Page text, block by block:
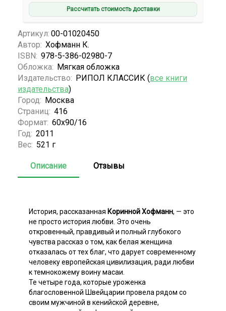
Рассчитать стоимость доставки
Артикул: 00-01020450
Автор: Хофманн К.
ISBN: 978-5-386-02980-7
Обложка: Мягкая обложка
Издательство: РИПОЛ КЛАССИК (все книги
издательства)
Город: Москва
Страниц: 416
Формат: 60х90/16
Год: 2011
Вес: 521 г
Описание Отзывы
История, рассказанная Коринной Хофманн, — это
не просто история любви. Это очень
откровенный, правдивый и полный глубокого
чувства рассказ о том, как белая женщина
отказалась от тех благ, что дарует современному
человеку европейская цивилизация, ради любви
к темнокожему воину масаи.
Те четыре года, которые уроженка
благословенной Швейцарии провела рядом со
своим мужчиной в кенийской деревне,